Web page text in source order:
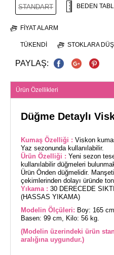
STANDART BEDEN
FIYAT ALARM
TÜKENDI STOKLARA
PAYLAŞ:
Ürün Özellikleri
Düğme Detaylı
Kumaş Özelliği : Viskon
Yaz sezonunda kullanılabilir.
Ürün Özelliği : Yeni sezon
kullanılabilir düğmeleri
Ürün Önden düğmelidir.
çekimlerinden dolayı üründe ton
Yıkama : 30 DERECEDE
(HASSAS YIKAMA)
Modelin Ölçüleri: Boy: 165
Basen: 99 cm, Kilo: 56 kg.
(Modelin üzerindeki ürün
aralığına uygundur.)